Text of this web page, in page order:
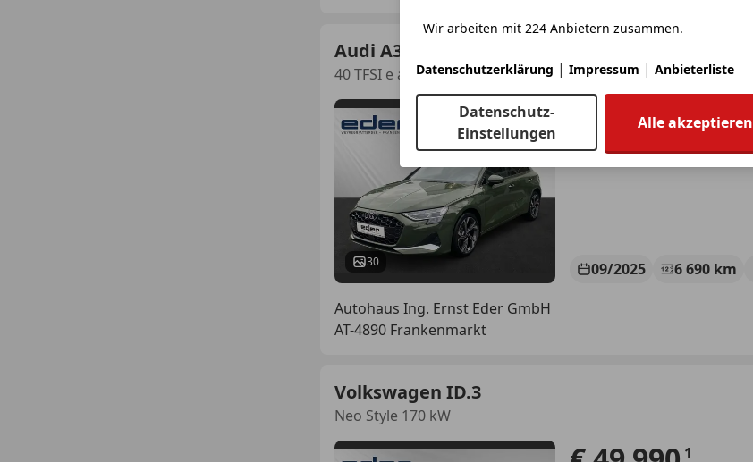
Audi A3
40 TFSI e advanced
30
€ 39 990
09/2025 6 690 km
Autohaus Ing. Ernst Eder GmbH
AT-4890 Frankenmarkt
Volkswagen ID.3
Neo Style 170 kW
1
Wir arbeiten mit 224 Anbietern zusammen.
Datenschutzerklärung | Impressum | Anbieterliste
Datenschutz-
Einstellungen
Alle akzeptieren